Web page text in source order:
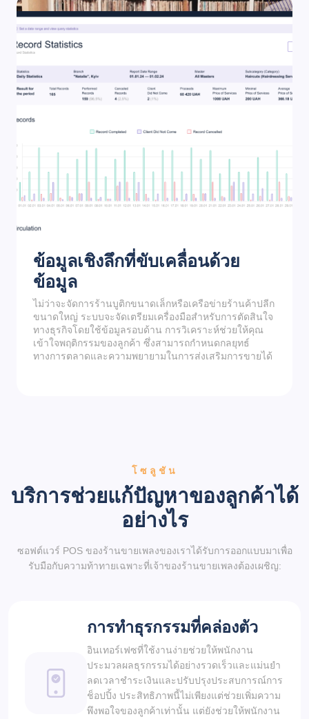
ข้อมูลเชิงลึกที่ขับเคลื่อนด้วย
ข้อมูล
ไม่ว่าจะจัดการร้านบูติกขนาดเล็กหรือเครือข่ายร้านค้าปลีก
ขนาดใหญ่ ระบบจะจัดเตรียมเครื่องมือสำหรับการตัดสินใจ
ทางธุรกิจโดยใช้ข้อมูลรอบด้าน การวิเคราะห์ช่วยให้คุณ
เข้าใจพฤติกรรมของลูกค้า ซึ่งสามารถกำหนดกลยุทธ์
ทางการตลาดและความพยายามในการส่งเสริมการขายได้
โซลูชัน
บริการช่วยแก้ปัญหาของลูกค้าได้
อย่างไร
ซอฟต์แวร์ POS ของร้านขายเพลงของเราได้รับการออกแบบมาเพื่อ
รับมือกับความท้าทายเฉพาะที่เจ้าของร้านขายเพลงต้องเผชิญ:
การทำธุรกรรมที่คล่องตัว
อินเทอร์เฟซที่ใช้งานง่ายช่วยให้พนักงาน
ประมวลผลธุรกรรมได้อย่างรวดเร็วและแม่นยำ
ลดเวลาชำระเงินและปรับปรุงประสบการณ์การ
ช็อปปิ้ง ประสิทธิภาพนี้ไม่เพียงแต่ช่วยเพิ่มความ
พึงพอใจของลูกค้าเท่านั้น แต่ยังช่วยให้พนักงาน